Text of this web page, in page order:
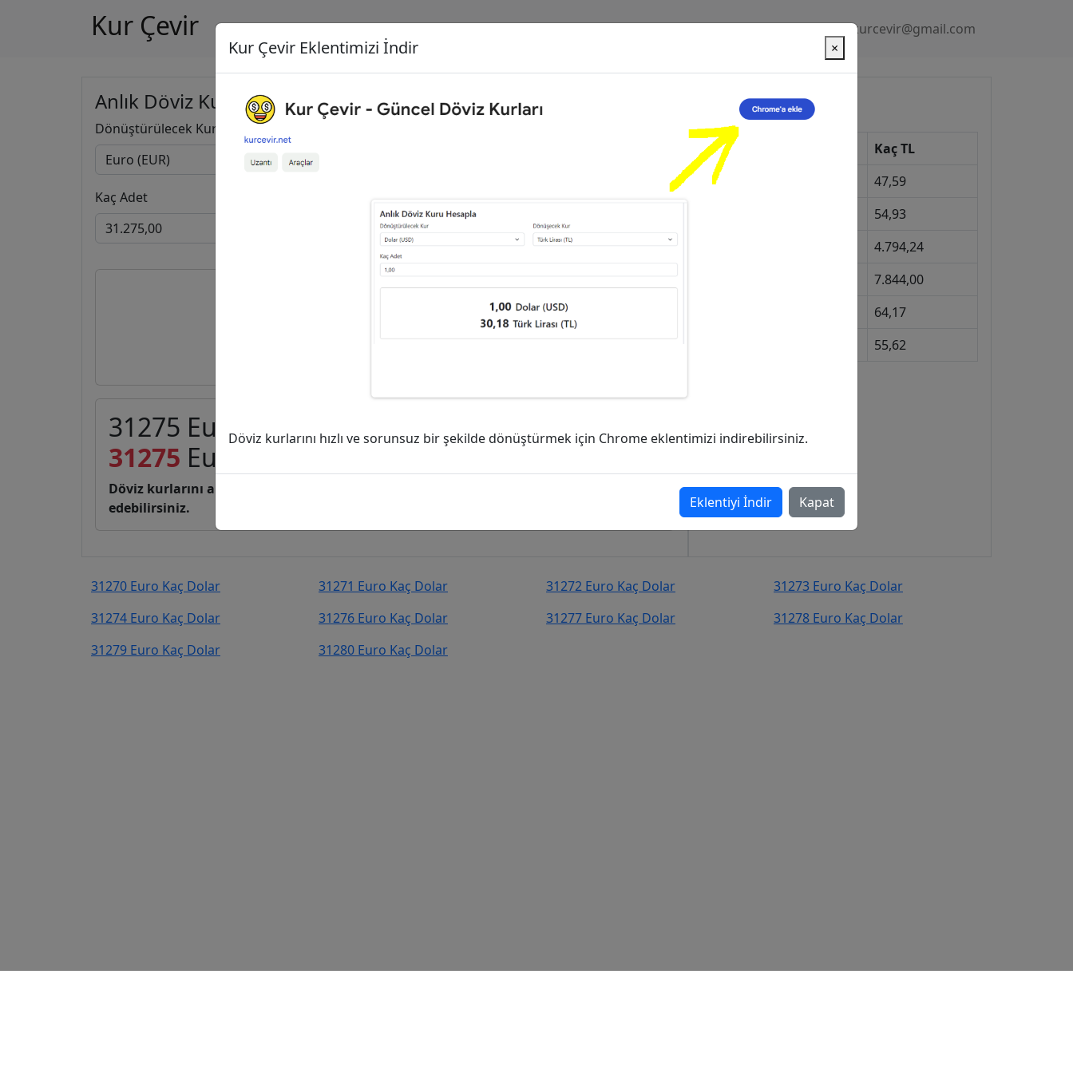
Kur Çevir Gizlilik Politikası kurcevir@gmail.com
Anlık Döviz Kuru Hesapla
Dönüştürülecek Kur
Kaç Adet
Euro (EUR)
31275 Euro (EUR) kaç Dolar (USD)?
31275 Euro Dolar (USD)
Döviz kurlarını anlık, canlı, basit bir şekilde kurcevir.net adresinden takip
edebilirsiniz.
Güncel Kurlar
Kur
Kaç TL
Dolar
47,59
54,93
4.794,24
7.844,00
64,17
55,62
31270 Euro Kaç Dolar 31271 Euro Kaç Dolar 31272 Euro Kaç Dolar
31273 Euro Kaç Dolar
31274 Euro Kaç Dolar
31276 Euro Kaç Dolar 31277 Euro Kaç Dolar
31278 Euro Kaç Dolar
31279 Euro Kaç Dolar
31280 Euro Kaç Dolar
Kur Çevir Eklentimizi İndir ×
Döviz kurlarını hızlı ve sorunsuz bir şekilde dönüştürmek için Chrome eklentimizi indirebilirsiniz.
Eklentiyi İndir Kapat